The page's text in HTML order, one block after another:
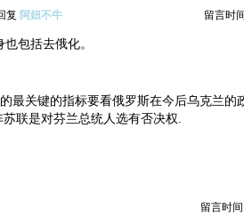
复 阿妞不牛 留言时
包括去俄化。
最关键的指标要看俄罗斯在今后乌克兰的
联是对芬兰总统人选有否决权.
留言时间